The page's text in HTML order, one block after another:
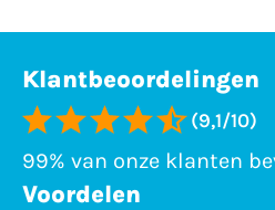
Klantbeoordelingen
(9,1/10)
99% van onze klanten
Voordelen